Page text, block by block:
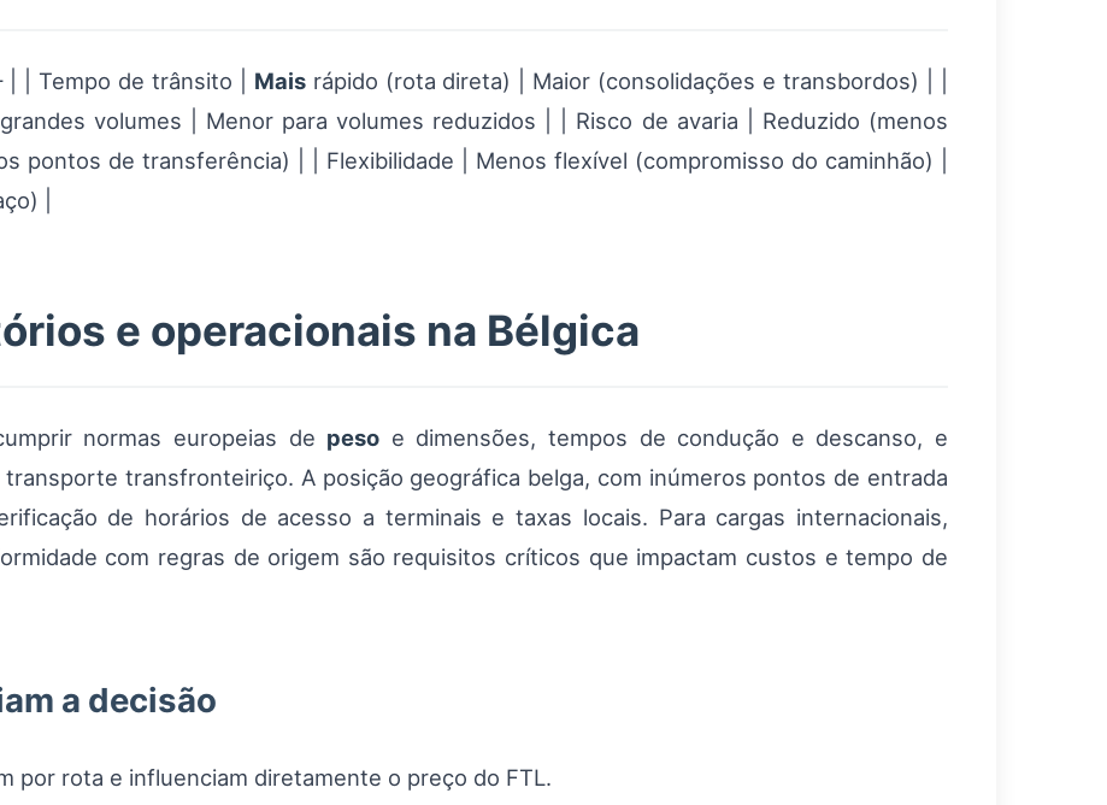
| Tempo de trânsito | Maisrápido (rota direta) | Maior (consolidações e transbordos) | |
volumes | Menor para volumes reduzidos | | Risco de avaria | Reduzido (menos
pontos de transferência) | | Flexibilidade | Menos flexível (compromisso do caminhão) |
|
e operacionais na Bélgica
normas europeias de peso e dimensões, tempos de condução e descanso, e
transfronteiriço. A posição geográfica belga, com inúmeros pontos de entrada
de horários de acesso a terminais e taxas locais. Para cargas internacionais,
com regras de origem são requisitos críticos que impactam custos e tempo de
a decisão
por rota e influenciam diretamente o preço do FTL.